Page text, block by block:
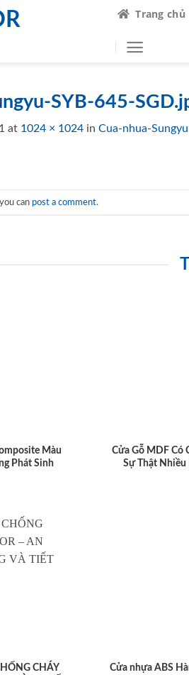
Trang chủ
SYB-645-
at 1024 × 1024 in Cua-nhua-
can post a comment.
Màu
Phát Sinh
Cửa Gỗ MDF Có
Sự Thật
CHÁY
Cửa nhựa ABS